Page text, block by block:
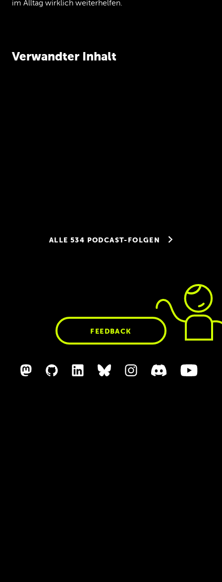
im Alltag wirklich weiterhelfen.
Verwandter Inhalt
Fabian Lucas von
ALLE 534 PODCAST-FOLGEN
FEEDBACK